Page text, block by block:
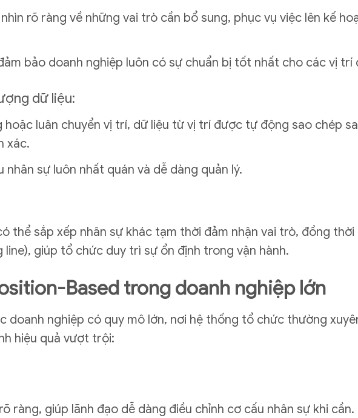
rõ ràng về những vai trò cần bổ sung, phục vụ việc lên kế
bảo doanh nghiệp luôn có sự chuẩn bị tốt nhất cho các vị trí
dữ liệu:
hoặc luân chuyển vị trí, dữ liệu từ vị trí được tự động sao chép
xác.
sự luôn nhất quán và dễ dàng quản lý.
thể sắp xếp nhân sự khác tạm thời đảm nhận vai trò, đồng
giúp tổ chức duy trì sự ổn định trong vận hành.
Based trong doanh nghiệp lớn
doanh nghiệp có quy mô lớn, nơi hệ thống tổ chức thường
hiệu quả vượt trội:
ràng, giúp lãnh đạo dễ dàng điều chỉnh cơ cấu nhân sự khi cần.